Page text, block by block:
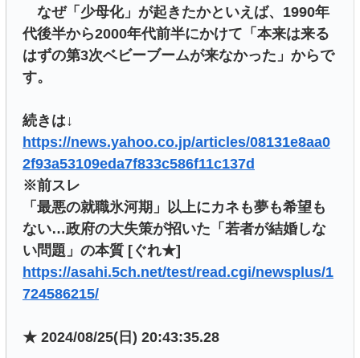
なぜ「少母化」が起きたかといえば、1990年
代後半から2000年代前半にかけて「本来は来る
はずの第3次ベビーブームが来なかった」からで
す。
続きは↓
https://news.yahoo.co.jp/articles/08131e8aa0
2f93a53109eda7f833c586f11c137d
※前スレ
「最悪の就職氷河期」以上にカネも夢も希望も
ない…政府の大失策が招いた「若者が結婚しな
い問題」の本質 [ぐれ★]
https://asahi.5ch.net/test/read.cgi/newsplus/1
724586215/
★ 2024/08/25(日) 20:43:35.28